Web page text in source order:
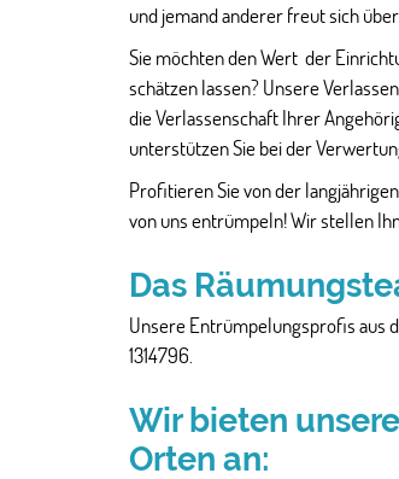
und jemand anderer freut sich
Sie möchten den Wert der
schätzen lassen? Unsere
die Verlassenschaft Ihrer
unterstützen Sie bei der
Profitieren Sie von der
von uns entrümpeln! Wir stellen
Das
Unsere Entrümpelungsprofis aus
1314796.
Wir bieten
Orten an: